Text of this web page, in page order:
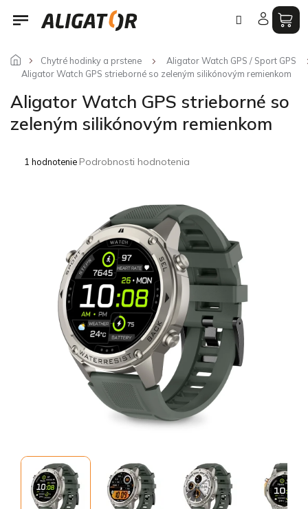
Prejsť
Chytré hodinky a prstene
Aligator Watch GPS / Sport GPS
Aligator Watch GPS strieborné so zeleným silikónovým remienkom
Aligator Watch GPS strieborné so
zeleným silikónovým remienkom
Priemerné
hviezdičiek.
1 hodnotenie Podrobnosti hodnotenia